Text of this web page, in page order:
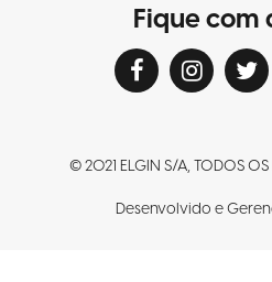
Fique com
© 2021 ELGIN S/A, TODOS OS
Desenvolvido e